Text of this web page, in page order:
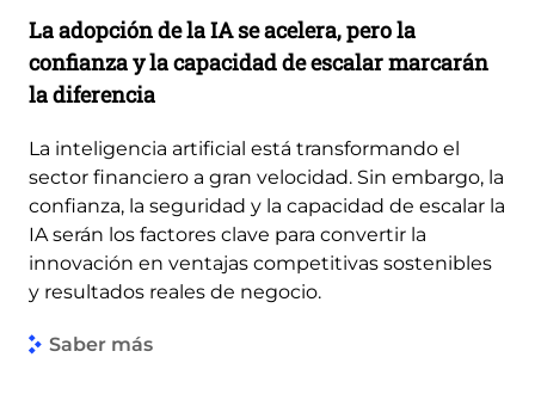
La adopción de la IA se acelera, pero la
confianza y la capacidad de escalar marcarán
la diferencia
La inteligencia artificial está transformando el
sector financiero a gran velocidad. Sin embargo, la
confianza, la seguridad y la capacidad de escalar la
IA serán los factores clave para convertir la
innovación en ventajas competitivas sostenibles
y resultados reales de negocio.
Saber más